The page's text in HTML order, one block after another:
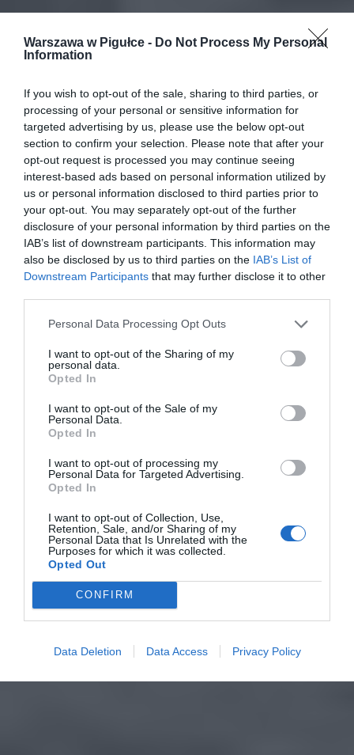
Warszawa w Pigułce - Do Not Process My Personal
Information
If you wish to opt-out of the sale, sharing to third parties, or
processing of your personal or sensitive information for
targeted advertising by us, please use the below opt-out
section to confirm your selection. Please note that after your
opt-out request is processed you may continue seeing
interest-based ads based on personal information utilized by
us or personal information disclosed to third parties prior to
your opt-out. You may separately opt-out of the further
disclosure of your personal information by third parties on the
IAB’s list of downstream participants. This information may
also be disclosed by us to third parties on the IAB’s List of
Downstream Participants that may further disclose it to other
Personal Data Processing Opt Outs
I want to opt-out of the Sharing of my
personal data.
Opted In
I want to opt-out of the Sale of my
Personal Data.
Opted In
I want to opt-out of processing my
Personal Data for Targeted Advertising.
Opted In
I want to opt-out of Collection, Use,
Retention, Sale, and/or Sharing of my
Personal Data that Is Unrelated with the
Purposes for which it was collected.
Opted Out
CONFIRM
Data Deletion Data Access Privacy Policy